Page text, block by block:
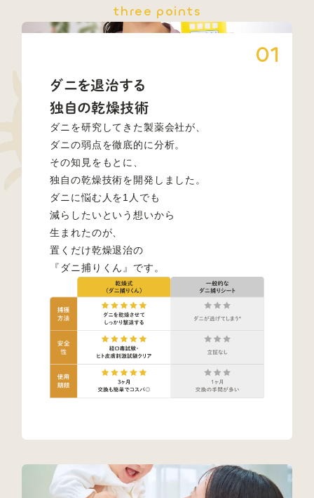
three points
ダニを退治する
独自の乾燥技術
ダニを研究してきた製薬会社が、
ダニの弱点を徹底的に分析。
その知見をもとに、
独自の乾燥技術を開発しました。
ダニに悩む人を1人でも
減らしたいという想いから
生まれたのが、
置くだけ乾燥退治の
『ダニ捕りくん』です。